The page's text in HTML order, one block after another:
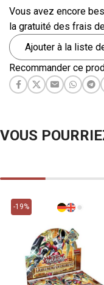
Vous avez encore
la gratuité des frais
Ajouter à la liste
Recommander ce
VOUS
-19%